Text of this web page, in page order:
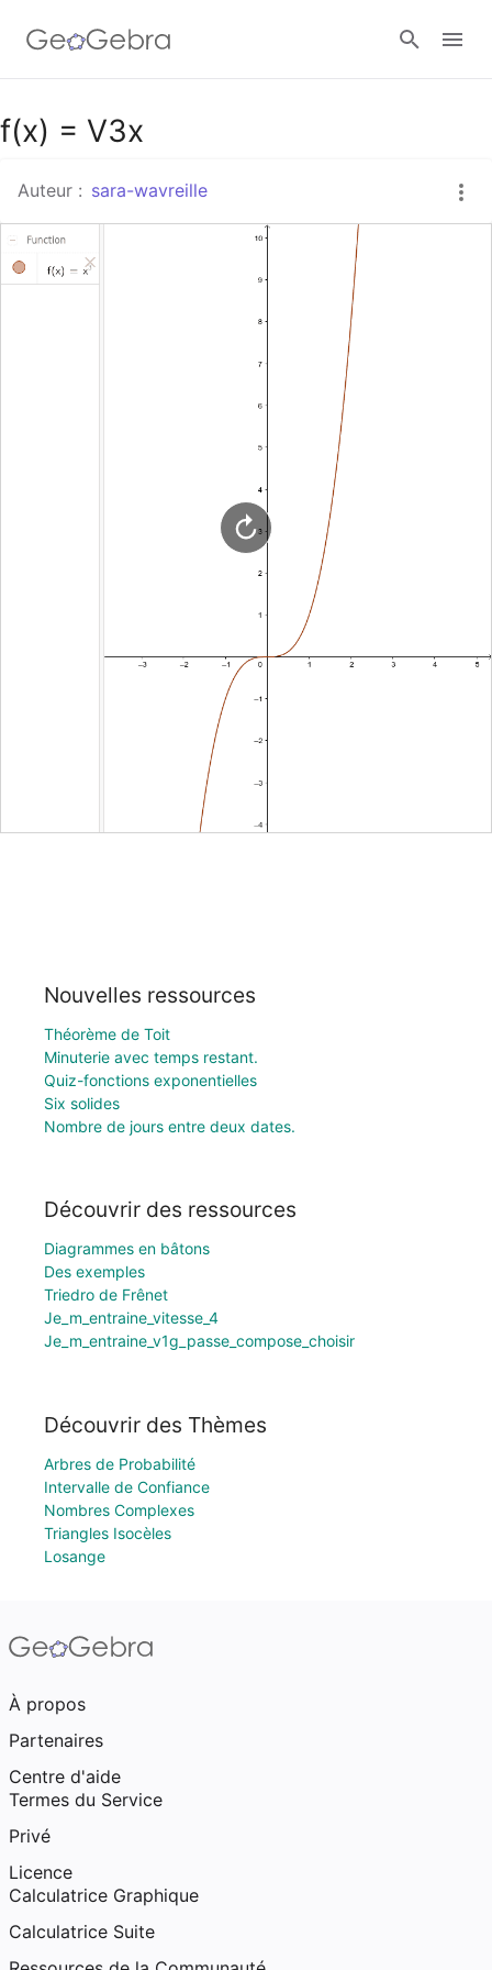
Google Classroom
Classe GeoGebra
Se connecter
f(x) = V3x
Auteur : sara-wavreille
Nouvelles ressources
Théorème de Toit
Minuterie avec temps restant.
Quiz-fonctions exponentielles
Six solides
Nombre de jours entre deux dates.
Découvrir des ressources
Diagrammes en bâtons
Des exemples
Triedro de Frênet
Je_m_entraine_vitesse_4
Je_m_entraine_v1g_passe_compose_choisir
Découvrir des Thèmes
Arbres de Probabilité
Intervalle de Confiance
Nombres Complexes
Triangles Isocèles
Losange
À propos
Partenaires
Centre d'aide
Termes du Service
Privé
Licence
Calculatrice Graphique
Calculatrice Suite